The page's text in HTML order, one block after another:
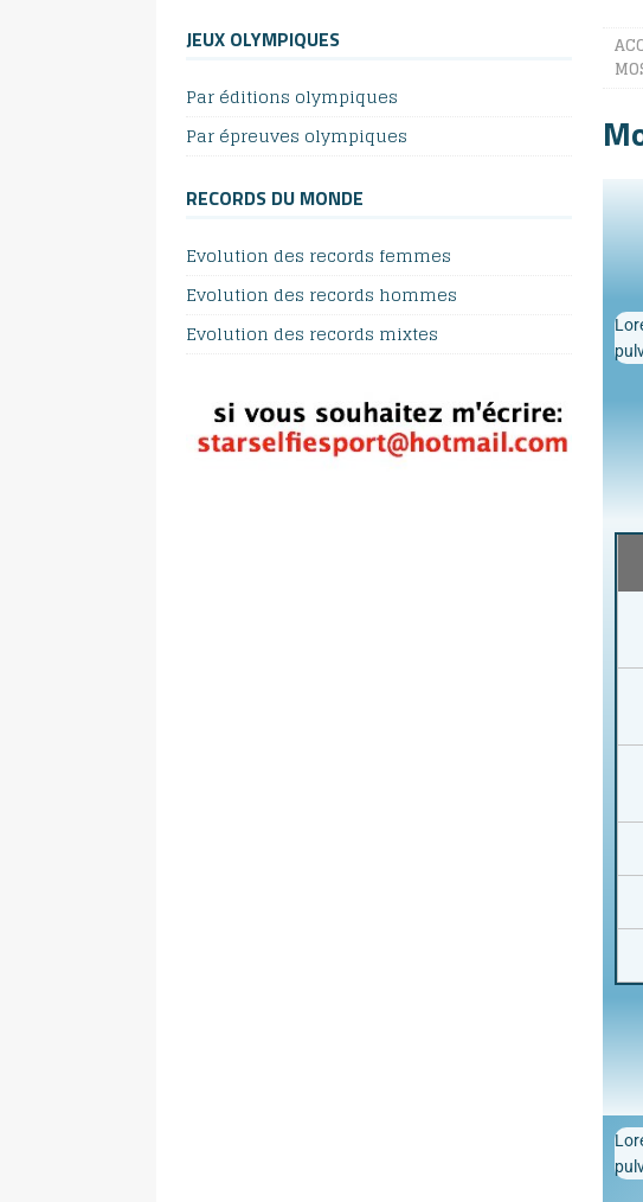
JEUX OLYMPIQUES
Par éditions olympiques
Par épreuves olympiques
RECORDS DU MONDE
Evolution des records femmes
Evolution des records hommes
Evolution des records mixtes